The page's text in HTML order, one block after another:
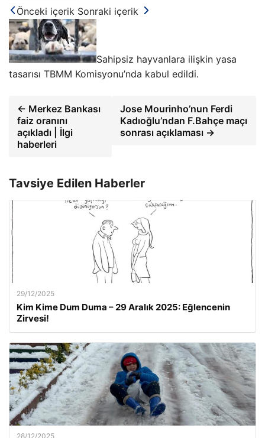
Önceki içerik Sonraki içerik
Sahipsiz hayvanlara ilişkin yasa
tasarısı TBMM Komisyonu’nda kabul edildi.
← Merkez Bankası
faiz oranını
açıkladı | İlgi
haberleri
Jose Mourinho’nun Ferdi
Kadıoğlu’ndan F.Bahçe maçı
sonrası açıklaması →
Tavsiye Edilen Haberler
29/12/2025
Kim Kime Dum Duma – 29 Aralık 2025: Eğlencenin
Zirvesi!
28/12/2025